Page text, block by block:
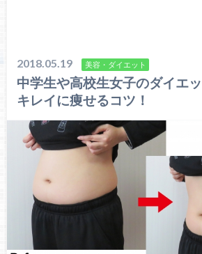
2018.05.19 美容・ダイエット
中学生や高校生女子のダイエ
キレイに痩せるコツ！